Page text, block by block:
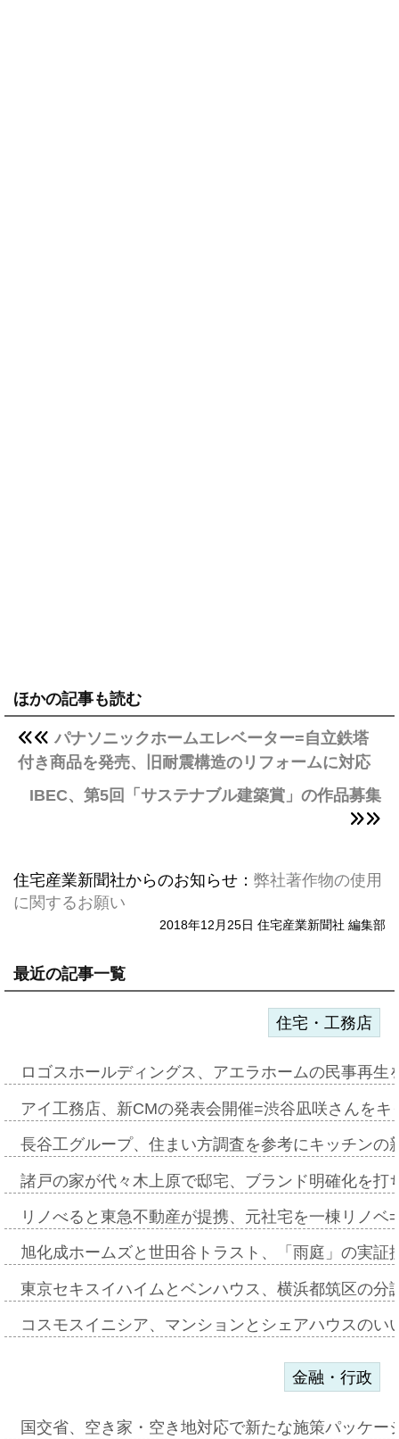
ほかの記事も読む
パナソニックホームエレベーター=自立鉄塔
付き商品を発売、旧耐震構造のリフォームに対応
IBEC、第5回「サステナブル建築賞」の作品募集
住宅産業新聞社からのお知らせ： 弊社著作物の使用
に関するお願い
2018年12月25日 住宅産業新聞社 編集部
最近の記事一覧
住宅・工務店
ロゴスホールディングス、アエラホームの民事再
アイ工務店、新CMの発表会開催=渋谷凪咲さんを
長谷工グループ、住まい方調査を参考にキッチン
諸戸の家が代々木上原で邸宅、ブランド明確化を
リノべると東急不動産が提携、元社宅を一棟リノ
旭化成ホームズと世田谷トラスト、「雨庭」の実
東京セキスイハイムとベンハウス、横浜都筑区の
コスモスイニシア、マンションとシェアハウスの
金融・行政
国交省、空き家・空き地対応で新たな施策パッケ